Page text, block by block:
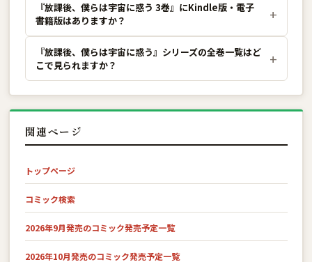
『放課後、僕らは宇宙に惑う 3巻』にKindle版・電子
書籍版はありますか？
『放課後、僕らは宇宙に惑う』シリーズの全巻一覧はど
こで見られますか？
関連ページ
トップページ
コミック検索
2026年9月発売のコミック発売予定一覧
2026年10月発売のコミック発売予定一覧